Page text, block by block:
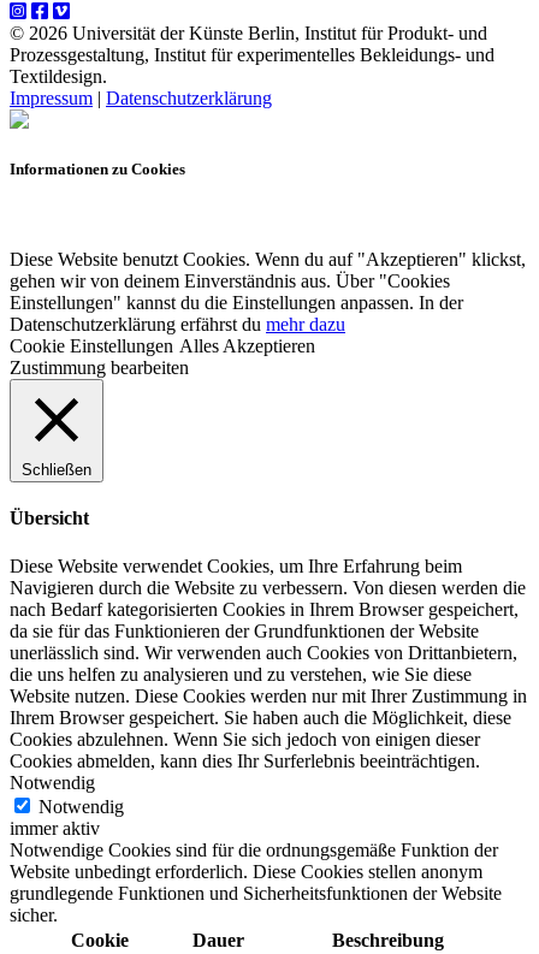
© 2026 Universität der Künste Berlin, Institut für Produkt- und
Prozessgestaltung, Institut für experimentelles Bekleidungs- und
Textildesign.
Impressum | Datenschutzerklärung
Informationen zu Cookies
Diese Website benutzt Cookies. Wenn du auf "Akzeptieren" klickst,
gehen wir von deinem Einverständnis aus. Über "Cookies
Einstellungen" kannst du die Einstellungen anpassen. In der
Datenschutzerklärung erfährst du mehr dazu
Cookie Einstellungen Alles Akzeptieren
Zustimmung bearbeiten
Schließen
Übersicht
Diese Website verwendet Cookies, um Ihre Erfahrung beim
Navigieren durch die Website zu verbessern. Von diesen werden die
nach Bedarf kategorisierten Cookies in Ihrem Browser gespeichert,
da sie für das Funktionieren der Grundfunktionen der Website
unerlässlich sind. Wir verwenden auch Cookies von Drittanbietern,
die uns helfen zu analysieren und zu verstehen, wie Sie diese
Website nutzen. Diese Cookies werden nur mit Ihrer Zustimmung in
Ihrem Browser gespeichert. Sie haben auch die Möglichkeit, diese
Cookies abzulehnen. Wenn Sie sich jedoch von einigen dieser
Cookies abmelden, kann dies Ihr Surferlebnis beeinträchtigen.
Notwendig
Notwendig
immer aktiv
Notwendige Cookies sind für die ordnungsgemäße Funktion der
Website unbedingt erforderlich. Diese Cookies stellen anonym
grundlegende Funktionen und Sicherheitsfunktionen der Website
sicher.
Cookie
Dauer Beschreibung